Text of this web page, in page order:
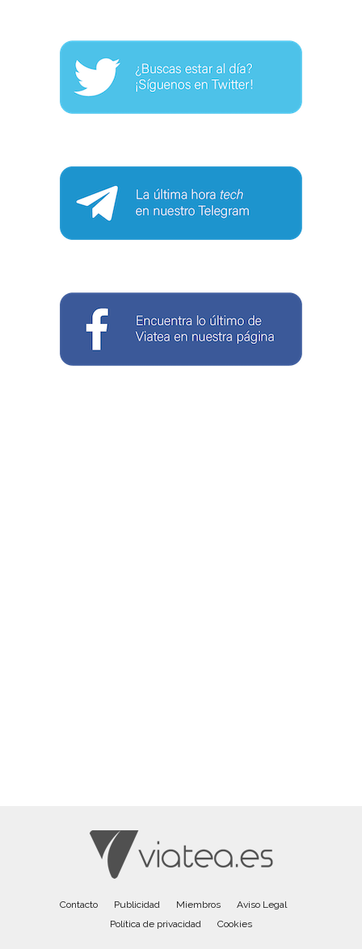
Contacto Publicidad Miembros
Aviso Legal
Política de privacidad
Cookies